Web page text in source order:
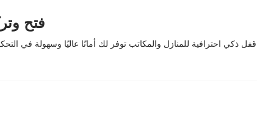
فتح
ذكي احترافية للمنازل والمكاتب توفر لك أمانًا عاليًا وسهولة في